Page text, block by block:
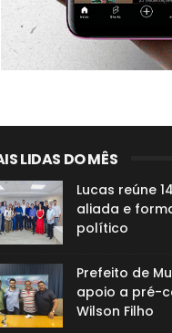
LIDAS DO MÊS
Lucas reúne
aliada e
político
Prefeito de
apoio a pré-
Wilson Filho